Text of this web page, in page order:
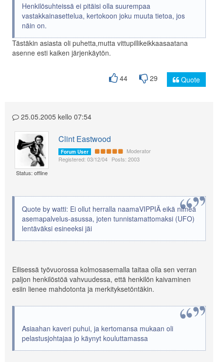
Henkilösuhteissä ei pitäisi olla suurempaa
vastakkainasettelua, kertokoon joku muuta tietoa, jos
näin on.
Tästäkin asiasta oli puhetta,mutta vittupillikeikkaasaatana
asenne esti kaiken järjenkäytön.
44 29 Quote
25.05.2005 kello 07:54
Status: offline
Clint Eastwood
Forum User
Moderator
Registered: 03/12/04 Posts: 2003
Quote by watti: Ei ollut herralla naamaVIPPIÄ eikä nimeä
asemapalvelus-asussa, joten tunnistamattomaksi (UFO)
lentäväksi esineeksi jäi
Eilisessä työvuorossa kolmosasemalla taitaa olla sen verran
paljon henkilöstöä vahvuudessa, että henkilön kaivaminen
esiin lienee mahdotonta ja merkityksetöntäkin.
Asiaahan kaveri puhui, ja kertomansa mukaan oli
pelastusjohtajaa jo käynyt kouluttamassa